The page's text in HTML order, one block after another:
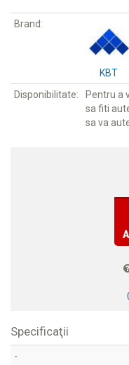
Brand:
KBT
Disponibilitate:
Pentru a
sa fiti
sa va
Specificaţii
-